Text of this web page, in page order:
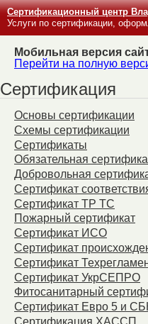
Сертификационный центр
Услуги по сертификации,
Мобильная версия
Перейти на полную
Сертификация
Основы сертификации
Схемы сертификации
Сертификаты
Обязательная
Добровольная
Сертификат
Сертификат ТР ТС
Пожарный сертификат
Сертификат ИСО
Сертификат
Сертификат
Сертификат УкрСЕПРО
Фитосанитарный
Сертификат Евро 5 и
Сертификация ХАССП